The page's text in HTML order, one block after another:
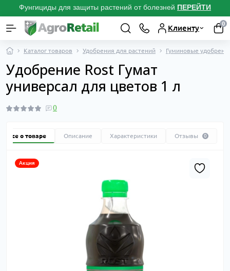
Фунгициды для защиты растений от болезней ПЕРЕЙТИ
Клиенту
0
Каталог товаров Удобрения для растений Гуминовые
Удобрение Rost Гумат
универсал для цветов 1 л
0
Все о товаре Описание Характеристики Отзывы 0
Акция